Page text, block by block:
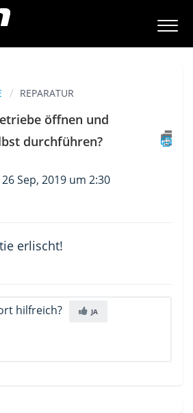
REPARATUR
öffnen und
durchführen?
Sep, 2019 um 2:30
erlischt!
hilfreich? JA